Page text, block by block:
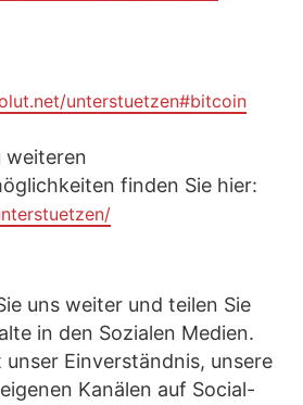
unterstuetzen#bitcoin
weiteren
finden Sie hier:
uns weiter und teilen Sie
in den Sozialen Medien.
unser Einverständnis, unsere
Kanälen auf Social-